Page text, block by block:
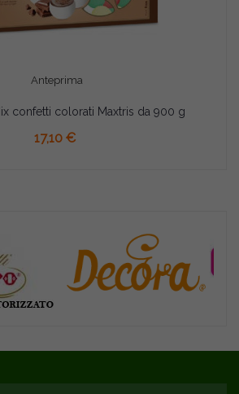
Anteprima
confetti colorati Maxtris da 900 g
17,10 €